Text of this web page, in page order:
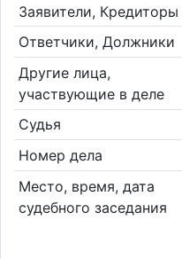
Заявители, Кредиторы
Ответчики, Должники
Другие лица,
участвующие в деле
Судья
Номер дела
Место, время, дата
судебного заседания